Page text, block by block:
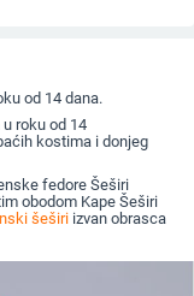
od 14 dana.
roku od 14
kostima i donjeg
fedore Šeširi
obodom Kape Šeširi
šeširi izvan obrasca